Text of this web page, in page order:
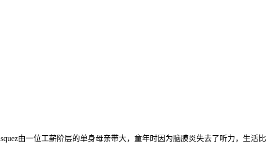
由一位工薪阶层的单身母亲带大，童年时因为脑膜炎失去了听力，生活比